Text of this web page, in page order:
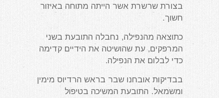
בצורת שרשרת אשר הייתה מתוחה באיזור
חשוך.
כתוצאה מהנפילה, נחבלה התובעת בשני
המרפקים, עת שהושיטה את הידיים קדימה
כדי לבלום את הנפילה.
בבדיקות אובחנו שבר בראש הרדיוס מימין
ומשמאל. התובעת המשיכה בטיפול